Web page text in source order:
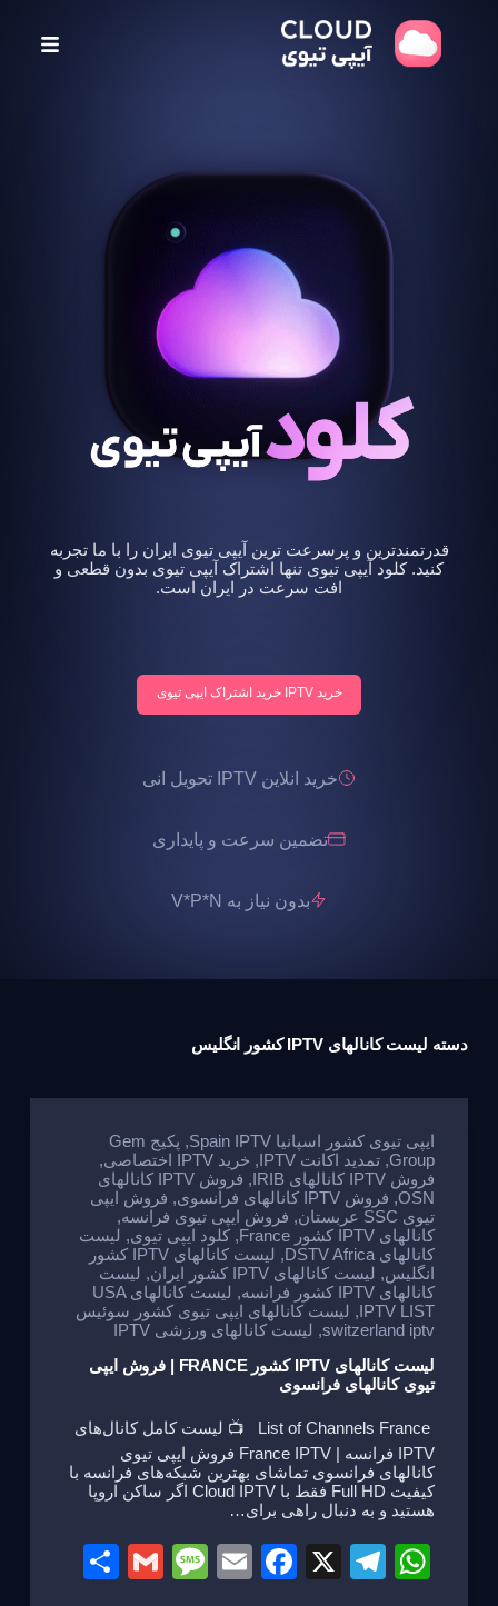
قدرتمندترین و پرسرعت ترین آیپی تیوی ایران را با ما تجربه
کنید. کلود آیپی تیوی تنها اشتراک آیپی تیوی بدون قطعی و
افت سرعت در ایران است.
خرید IPTV خرید اشتراک ایپی تیوی
خرید انلاین IPTV تحویل انی
تضمین سرعت و پایداری
بدون نیاز به V*P*N
دسته لیست کانالهای IPTV کشور انگلیس
ایپی تیوی کشور اسپانیا Spain IPTV ,
پکیج Gem
Group
, تمدید اکانت IPTV , خرید IPTV اختصاصی
,
فروش IPTV کانالهای IRIB
,
فروش IPTV کانالهای
OSN
, فروش IPTV کانالهای فرانسوی , فروش ایپی
تیوی SSC عربستان
, فروش ایپی تیوی فرانسه,
کانالهای IPTV کشور France
, کلود ایپی تیوی, لیست
کانالهای DSTV Africa
,
لیست کانالهای IPTV کشور
انگلیس, لیست کانالهای IPTV کشور ایران , لیست
کانالهای IPTV کشور فرانسه
,
لیست کانالهای USA
IPTV LIST
, لیست کانالهای ایپی تیوی کشور سوئیس
switzerland iptv
, لیست کانالهای ورزشی IPTV
لیست کانالهای IPTV کشور FRANCE | فروش ایپی
تیوی کانالهای فرانسوی
List of Channels France 📺 لیست کامل کانال‌های
IPTV فرانسه | France IPTV فروش ایپی تیوی
کانالهای فرانسوی تماشای بهترین شبکه‌های فرانسه با
کیفیت Full HD فقط با Cloud IPTV اگر ساکن اروپا
هستید و به دنبال راهی برای…
W
T
X
F
E
M
G